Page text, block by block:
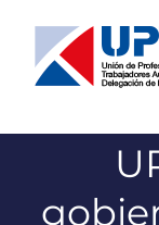
contenido